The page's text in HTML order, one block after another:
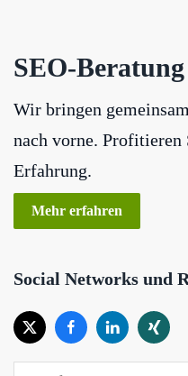
SEO-Beratung
Wir bringen
nach vorne. Profitieren
Erfahrung.
Mehr erfahren
Social Networks und